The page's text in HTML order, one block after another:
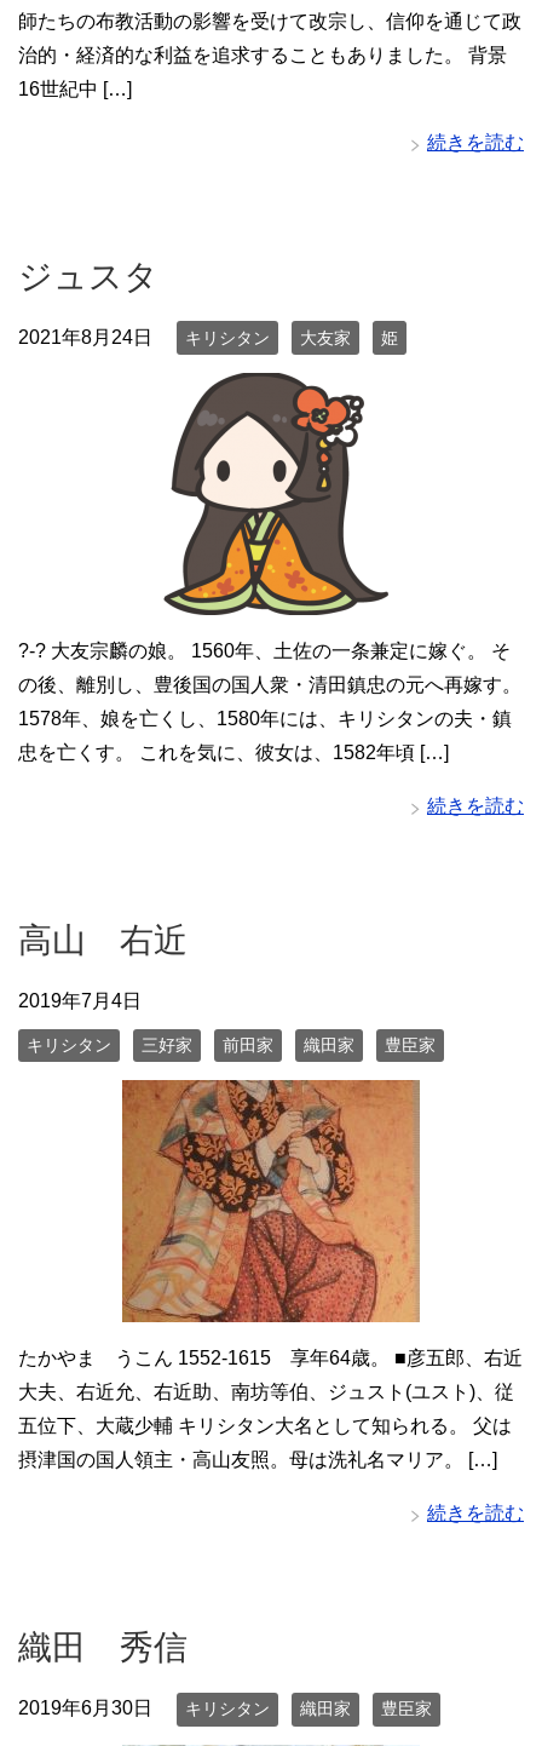
師たちの布教活動の影響を受けて改宗し、信仰を通じて政
治的・経済的な利益を追求することもありました。 背景
16世紀中 […]
続きを読む
ジュスタ
2021年8月24日 キリシタン 大友家 姫
?-? 大友宗麟の娘。 1560年、土佐の一条兼定に嫁ぐ。 そ
の後、離別し、豊後国の国人衆・清田鎮忠の元へ再嫁す。
1578年、娘を亡くし、1580年には、キリシタンの夫・鎮
忠を亡くす。 これを気に、彼女は、1582年頃 […]
続きを読む
高山 右近
2019年7月4日
キリシタン 三好家 前田家 織田家 豊臣家
たかやま うこん 1552-1615 享年64歳。 ■彦五郎、右近
大夫、右近允、右近助、南坊等伯、ジュスト(ユスト)、従
五位下、大蔵少輔 キリシタン大名として知られる。 父は
摂津国の国人領主・高山友照。母は洗礼名マリア。 […]
続きを読む
織田 秀信
2019年6月30日 キリシタン 織田家 豊臣家